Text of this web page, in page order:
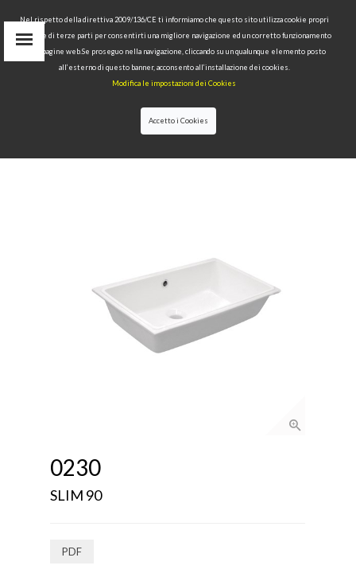
>РАКОВИНЫ ДЛЯ
0230
SLIM 90
PDF
Nel rispetto della direttiva 2009/136/CE ti informiamo che questo sito utilizza cookie propri
tecnici e di terze parti per consentirti una migliore navigazione ed un corretto funzionamento
delle pagine web.Se proseguo nella navigazione, cliccando su un qualunque elemento posto
all’esterno di questo banner, acconsento all’installazione dei cookies.
Modifica le impostazioni dei Cookies
Accetto i Cookies